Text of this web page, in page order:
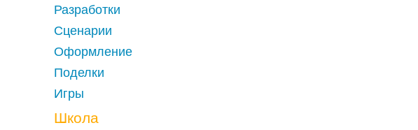
Разработки
Сценарии
Оформление
Поделки
Игры
Школа